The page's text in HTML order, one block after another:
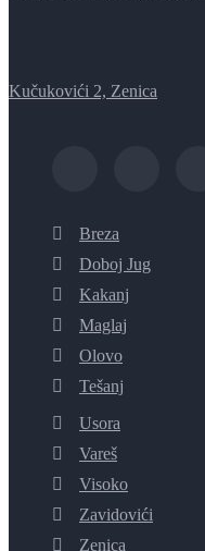
Kučukovići 2, Zenica
Breza
Doboj Jug
Kakanj
Maglaj
Olovo
Tešanj
Usora
Vareš
Visoko
Zavidovići
Zenica